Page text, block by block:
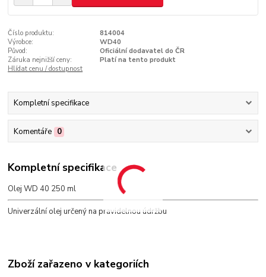
Číslo produktu:
814004
Výrobce:
WD40
Původ:
Oficiální dodavatel do ČR
Záruka nejnižší ceny:
Platí na tento produkt
Hlídat cenu / dostupnost
Kompletní specifikace
Komentáře 0
Kompletní specifikace
Olej WD 40 250 ml
Univerzální olej určený na pravidelnou údržbu
Zboží zařazeno v kategoriích